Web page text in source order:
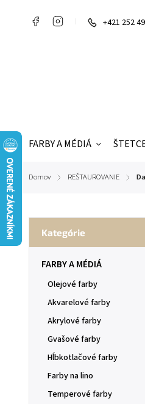
+421 252
FARBY A MÉDIÁ
Domov / REŠTAUROVANIE /
Kategórie
FARBY A MÉDIÁ
Olejové farby
Akvarelové farby
Akrylové farby
Gvašové farby
Hĺbkotlačové farby
Farby na lino
Temperové farby